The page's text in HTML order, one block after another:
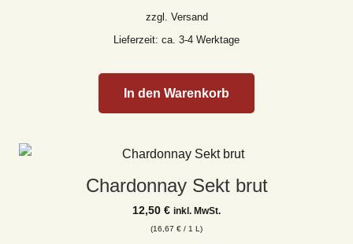
zzgl. Versand
Lieferzeit: ca. 3-4 Werktage
In den Warenkorb
Chardonnay Sekt brut
12,50 € inkl. MwSt.
(16,67 € / 1 L)